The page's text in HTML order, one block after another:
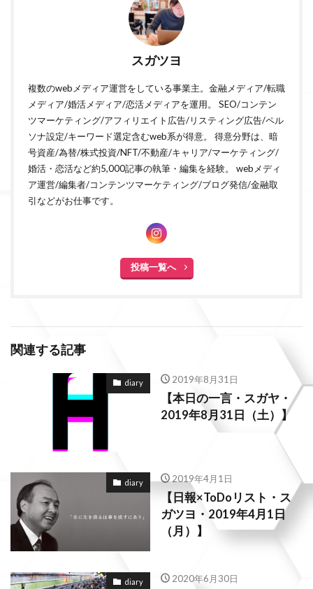
スガツヨ
複数のwebメディア運営をしている事業主。金融メディア/転職
メディア/婚活メディア/恋活メディアを運用。 SEO/コンテン
ツマーケティング/アフィリエイト広告/リスティング広告/ペル
ソナ設定/キーワード選定含むweb系が得意。 得意分野は、暗
号資産/為替/株式投資/NFT/不動産/キャリア/マーケティング/
婚活・恋活など約5,000記事の執筆・編集を経験。 webメディ
ア運営/編集者/コンテンツマーケティング/ブログ発信/金融取
引などがお仕事です。
投稿一覧へ
関連する記事
diary 2019年8月31日
【本日の一言・スガヤ・
2019年8月31日（土）】
diary 2019年4月1日
【日報×ToDoリスト・ス
ガツヨ・2019年4月1日
（月）】
diary 2020年6月30日